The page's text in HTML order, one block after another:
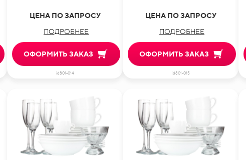
ЦЕНА ПО ЗАПРОСУ
ПОДРОБНЕЕ
ОФОРМИТЬ ЗАКАЗ
id801-014
ЦЕНА ПО ЗАПРОСУ
ПОДРОБНЕЕ
ОФОРМИТЬ ЗАКАЗ
id801-015